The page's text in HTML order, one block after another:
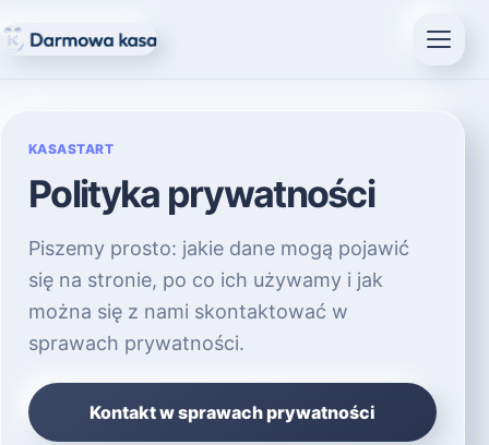
KASASTART
Polityka prywatności
Piszemy prosto: jakie dane mogą pojawić
się na stronie, po co ich używamy i jak
można się z nami skontaktować w
sprawach prywatności.
Kontakt w sprawach prywatności